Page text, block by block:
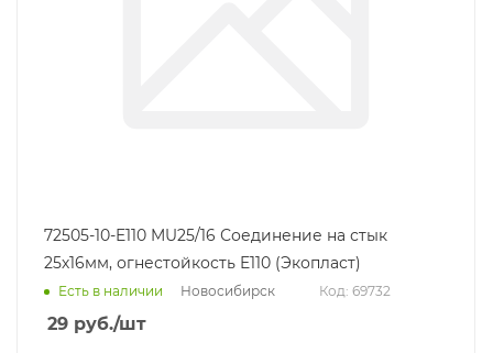
72505-10-E110 MU25/16 Соединение на стык
25х16мм, огнестойкость E110 (Экопласт)
Есть в наличии Новосибирск Код: 69732
29 руб./шт